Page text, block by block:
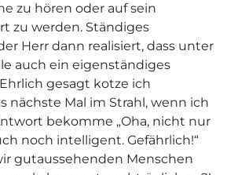
zu hören oder auf sein
zu werden. Ständiges
Herr dann realisiert, dass unter
auch ein eigenständiges
gesagt kotze ich
nächste Mal im Strahl, wenn ich
bekomme „Oha, nicht nur
noch intelligent. Gefährlich!“
gutaussehenden Menschen